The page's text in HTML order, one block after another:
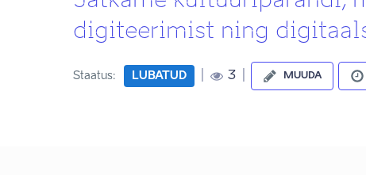
digiteerimist ning
Staatus: LUBATUD 3 MUUDA